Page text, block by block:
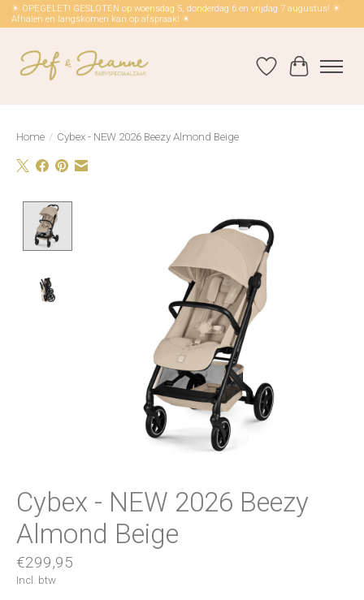
☀ OPEGELET! GESLOTEN op woensdag 5, donderdag 6 en vrijdag 7 augustus! ☀
Afhalen en langskomen kan op afspraak! ☀
Verlanglijst
Home / Cybex - NEW 2026 Beezy Almond Beige
Cybex - NEW 2026 Beezy
Almond Beige
€299,95
Incl. btw